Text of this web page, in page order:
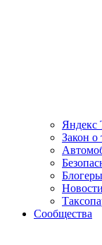
Яндекс
Закон
Сообщества